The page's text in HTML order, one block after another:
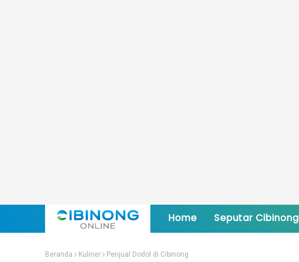
Home Seputar Cibinong
Beranda Kuliner Penjual Dodol di Cibinong